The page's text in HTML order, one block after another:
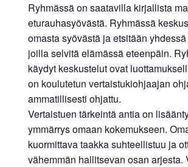
Ryhmässä on saatavilla kirjallista
eturauhasyövästä. Ryhmässä
omasta syövästä ja etsitään
joilla selvitä elämässä eteenpäin.
käydyt keskustelut ovat
on koulutetun vertaistukiohjaajan
ammatillisesti ohjattu.
Vertaistuen tärkeintä antia on
ymmärrys omaan kokemukseen.
kuormittava taakka suhteellistuu ja
vähemmän hallitsevan osan arjesta.